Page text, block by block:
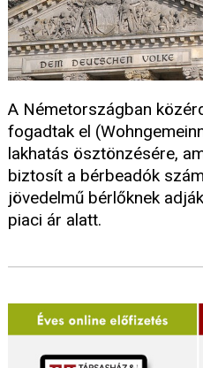
A Németországban
fogadtak el
lakhatás ösztönzésére,
biztosít a bérbeadók
jövedelmű bérlőknek
piaci ár alatt.